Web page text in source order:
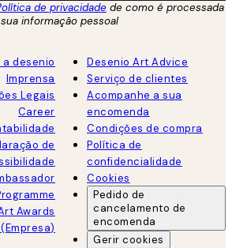
de privacidade de como é processada
informação pessoal
a desenio
Imprensa
Legais
Career
de
Awards
Desenio Art Advice
Serviço de clientes
Acompanhe a sua
encomenda
Condições de compra
Política de
confidencialidade
Cookies
Pedido de
cancelamento de
encomenda
Gerir cookies